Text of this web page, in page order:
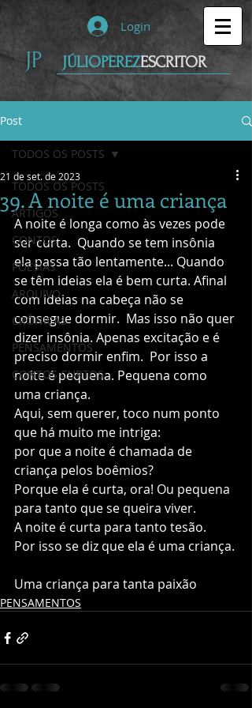
JP
Login
JÚLIOPEREZESCRITOR
Post
TODOS OS POSTS
ARTIGOS
CONTOS
POESIAS
ARQUIVO
CRÔNICAS
PENSAMENTOS
CONTOS CURTOS
TODOS OS POSTS
39. A noite é uma criança
21 de set. de 2023
A noite é longa como às vezes pode
ser curta.  Quando se tem insônia
ela passa tão lentamente... Quando
se têm ideias ela é bem curta. Afinal
com ideias na cabeça não se
consegue dormir.  Mas isso não quer
dizer insônia. Apenas excitação e é
preciso dormir enfim.  Por isso a
noite é pequena. Pequena como
uma criança.
Aqui, sem querer, toco num ponto
que há muito me intriga:
por que a noite é chamada de
criança pelos boêmios?
Porque ela é curta, ora! Ou pequena
para tanto que se queira viver.
A noite é curta para tanto tesão.
Por isso se diz que ela é uma criança.
Uma criança para tanta paixão
PENSAMENTOS